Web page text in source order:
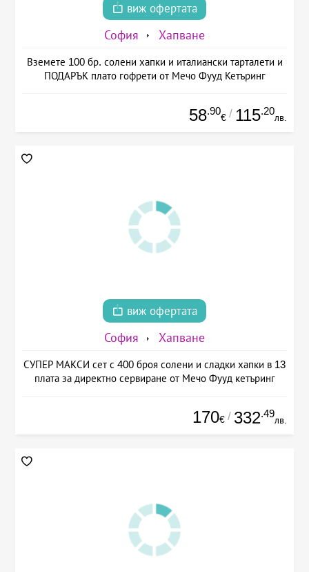
виж офертата
София Хапване
Вземете 100 бр. солени хапки и италиански тарталети и
ПОДАРЪК плато гофрети от Мечо Фууд Кетъринг
58.90
€ / 115.20
лв.
виж офертата
София Хапване
СУПЕР МАКСИ сет с 400 броя солени и сладки хапки в 13
плата за директно сервиране от Мечо Фууд кетъринг
170€ / 332.49
лв.